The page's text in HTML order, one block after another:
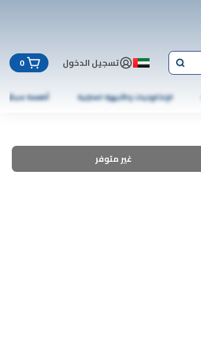
تسجيل الدخول 0
الإلكترونيات والأجهزة المنزلية أطعمة مجمّدة
غير متوفر